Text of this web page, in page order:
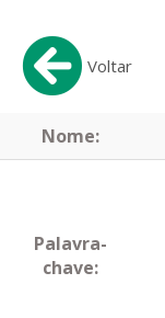
Voltar
Nome:
Palavra-
chave: